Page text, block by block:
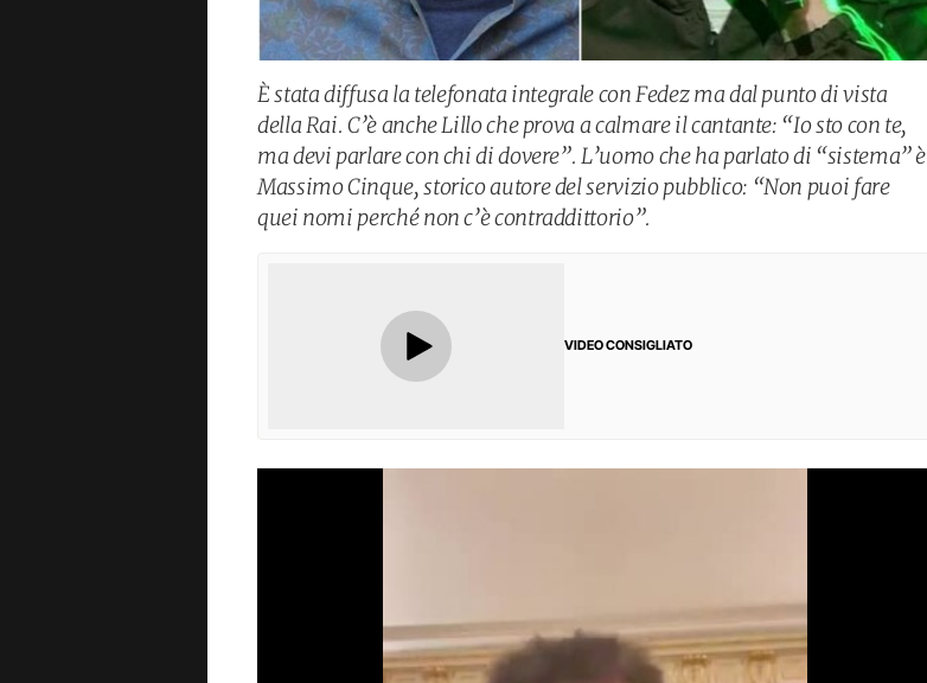
È stata diffusa la telefonata integrale con Fedez ma dal punto di vista
della Rai. C’è anche Lillo che prova a calmare il cantante: “Io sto con te,
ma devi parlare con chi di dovere”. L’uomo che ha parlato di “sistema” è
Massimo Cinque, storico autore del servizio pubblico: “Non puoi fare
quei nomi perché non c’è contraddittorio”.
VIDEO CONSIGLIATO